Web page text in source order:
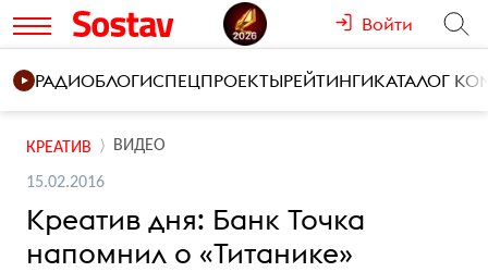
Войти
РАДИОБЛОГИСПЕЦПРОЕКТЫРЕЙТИНГИКАТАЛОГ
КРЕАТИВ ВИДЕО
15.02.2016
Креатив дня: Банк Точка
напомнил о «Титанике»